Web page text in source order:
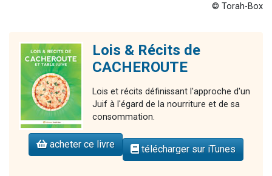
© Torah-Box
Lois & Récits de
CACHEROUTE
Lois et récits définissant l'approche d'un
Juif à l'égard de la nourriture et de sa
consommation.
acheter ce livre télécharger sur iTunes